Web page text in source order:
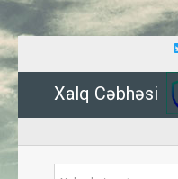
Xalq Cəbhəsi